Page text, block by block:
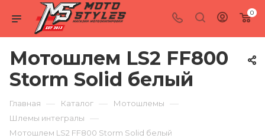
0
Мотошлем LS2 FF800
Storm Solid белый
Главная — Каталог — Мотошлемы —
Шлемы интегралы —
Мотошлем LS2 FF800 Storm Solid белый